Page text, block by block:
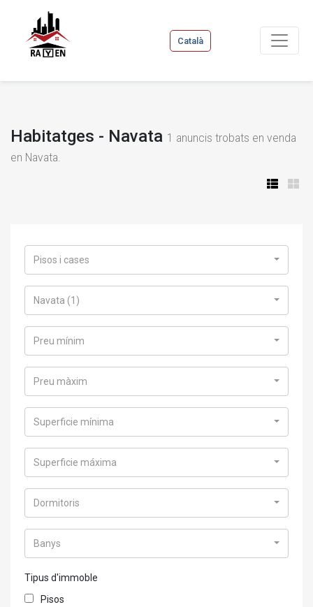
Català
Habitatges - Navata 1 anuncis trobats en venda
en Navata.
Pisos i cases
Navata (1)
Preu mínim
Preu màxim
Superficie mínima
Superficie máxima
Dormitoris
Banys
Tipus d'immoble
Pisos